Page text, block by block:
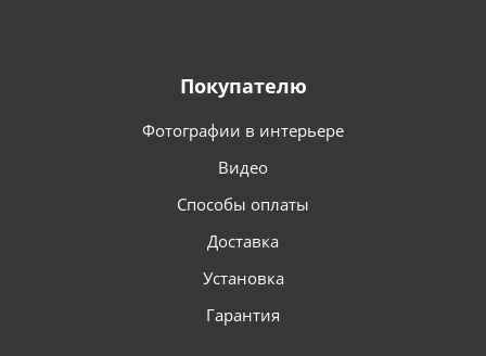
Покупателю
Фотографии в интерьере
Видео
Способы оплаты
Доставка
Установка
Гарантия